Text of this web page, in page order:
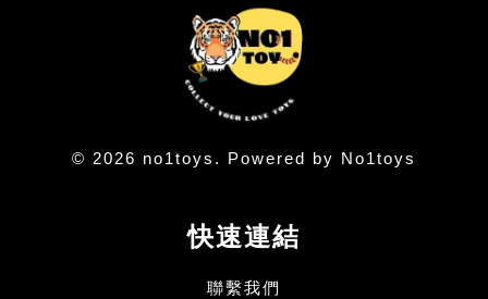
© 2026 no1toys. Powered by No1toys
快速連結
聯繫我們